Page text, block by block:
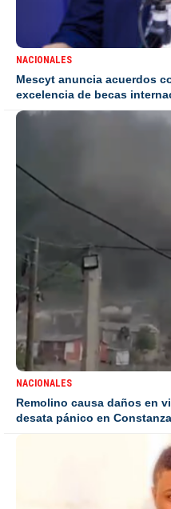
NACIONALES
Mescyt anuncia acuerdos
excelencia de becas
NACIONALES
Remolino causa daños en
desata pánico en Constanza